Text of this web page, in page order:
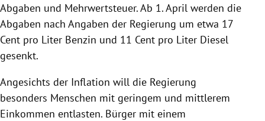
Abgaben und Mehrwertsteuer. Ab 1. April werden die
Abgaben nach Angaben der Regierung um etwa 17
Cent pro Liter Benzin und 11 Cent pro Liter Diesel
gesenkt.
Angesichts der Inflation will die Regierung
besonders Menschen mit geringem und mittlerem
Einkommen entlasten. Bürger mit einem